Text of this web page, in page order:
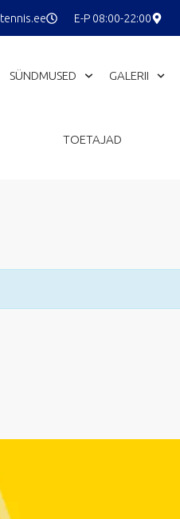
E-P 08:00-22:00
SÜNDMUSED GALERII
TOETAJAD